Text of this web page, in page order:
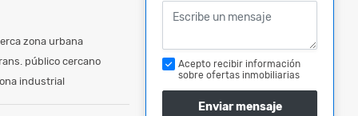
zona urbana
público cercano
industrial
Acepto recibir información
sobre ofertas inmobiliarias
Enviar mensaje